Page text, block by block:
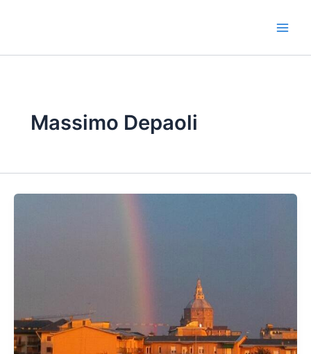
Massimo Depaoli